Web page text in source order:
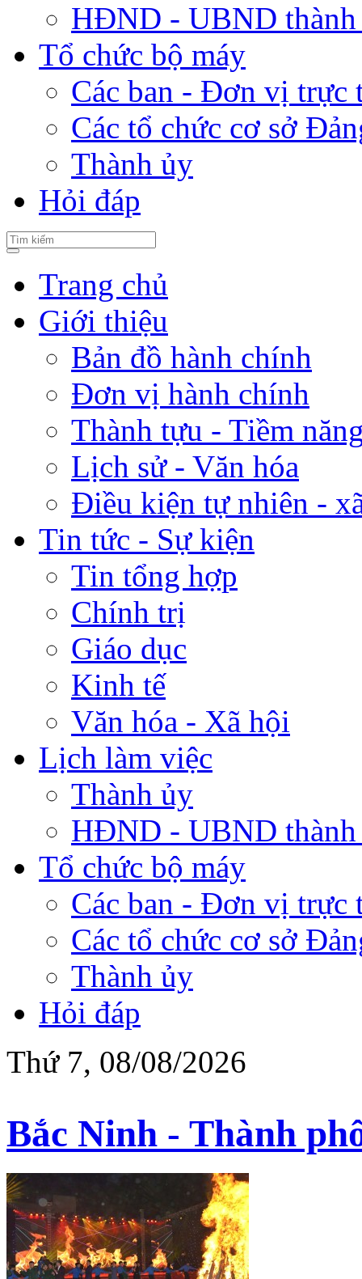
HĐND - UBND thành
Tổ chức bộ máy
Các ban - Đơn vị trực
Các tổ chức cơ sở
Thành ủy
Hỏi đáp
Trang chủ
Giới thiệu
Bản đồ hành chính
Đơn vị hành chính
Thành tựu - Tiềm
Lịch sử - Văn hóa
Điều kiện tự nhiên -
Tin tức - Sự kiện
Tin tổng hợp
Chính trị
Giáo dục
Kinh tế
Văn hóa - Xã hội
Lịch làm việc
Thành ủy
HĐND - UBND thành
Tổ chức bộ máy
Các ban - Đơn vị trực
Các tổ chức cơ sở
Thành ủy
Hỏi đáp
Thứ 7, 08/08/2026
Bắc Ninh - Thành